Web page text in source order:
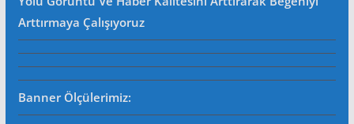
Arttırmaya Çalışıyoruz
Banner Ölçülerimiz: